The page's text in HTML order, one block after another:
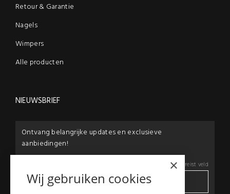
Retour & Garantie
Nagels
Wimpers
Alle producten
NIEUWSBRIEF
Ontvang belangrijke updates en exclusieve
aanbiedingen!
*Vereist veld
×
Wij gebruiken cookies